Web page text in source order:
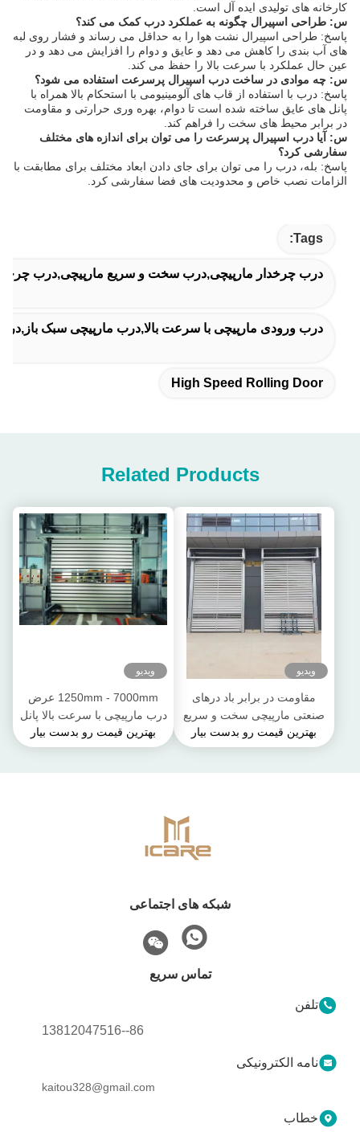
کارخانه های تولیدی ایده آل است.
س: طراحی اسپیرال چگونه به عملکرد درب کمک می کند؟
پاسخ: طراحی اسپیرال نشت هوا را به حداقل می رساند و فشار روی لبه
های آب بندی را کاهش می دهد و عایق و دوام را افزایش می دهد و در
عین حال عملکرد با سرعت بالا را حفظ می کند.
س: چه موادی در ساخت درب اسپیرال پرسرعت استفاده می شود؟
پاسخ: درب با استفاده از قاب های آلومینیومی با استحکام بالا همراه با
پانل های عایق ساخته شده است تا دوام، بهره وری حرارتی و مقاومت
در برابر محیط های سخت را فراهم کند.
س: آیا درب اسپیرال پرسرعت را می توان برای اندازه های مختلف
سفارشی کرد؟
پاسخ: بله، درب را می توان برای جای دادن ابعاد مختلف برای مطابقت با
الزامات نصب خاص و محدودیت های فضا سفارشی کرد.
Tags:
درب چرخدار مارپیچی,درب سخت و سریع مارپیچی,درب
درب ورودی مارپیچی با سرعت بالا,درب مارپیچی سبک باز,درب
High Speed Rolling Door
Related Products
ویدیو
مقاومت در برابر باد درهای
صنعتی مارپیچی سخت و سریع
فرکانس بالا باز و بسته شدن
بهترین قیمت رو بدست بیار
ویدیو
1250mm - 7000mm عرض
درب مارپیچی با سرعت بالا پانل
درب ضخامت 40mm
بهترین قیمت رو بدست بیار
شبکه های اجتماعی
تماس سریع
تلفن
86--13812047516
نامه الکترونیکی
kaitou328@gmail.com
خطاب